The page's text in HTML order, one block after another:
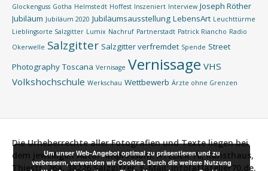
Glockenguss Gotha Helmstedt Hoffest Inszeniert Interview Joseph Röther
Jubiläum Jubiläum 2020 Jubiläumsausstellung LebensArt Leuchttürme
Lieblingsorte Salzgitter Lumix Nachruf Partnerstadt Patrick Riancho Radio
Okerwelle Salzgitter Salzgitter verfremdet Spende Street
Photography Toscana Vernisage Vernissage VHS
Volkshochschule Werkschau Wettbewerb Ärzte ohne Grenzen
Die Urheberrechte aller Fotografien und Texte liegen bei
dem jeweiligen Autor.Impressum: ATELIER 70, Kunsthaus,
Thiestr. 26a, 38226 Salzgitter, E-Mail: info[at]atelier70.de,
Um unser Web-Angebot optimal zu präsentieren und zu
verbessern, verwenden wir Cookies. Durch die weitere Nutzung